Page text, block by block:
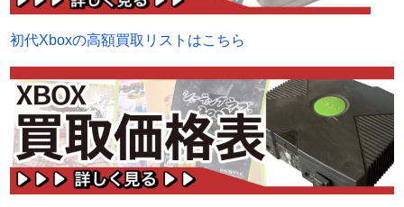
初代Xboxの高額買取リストはこちら